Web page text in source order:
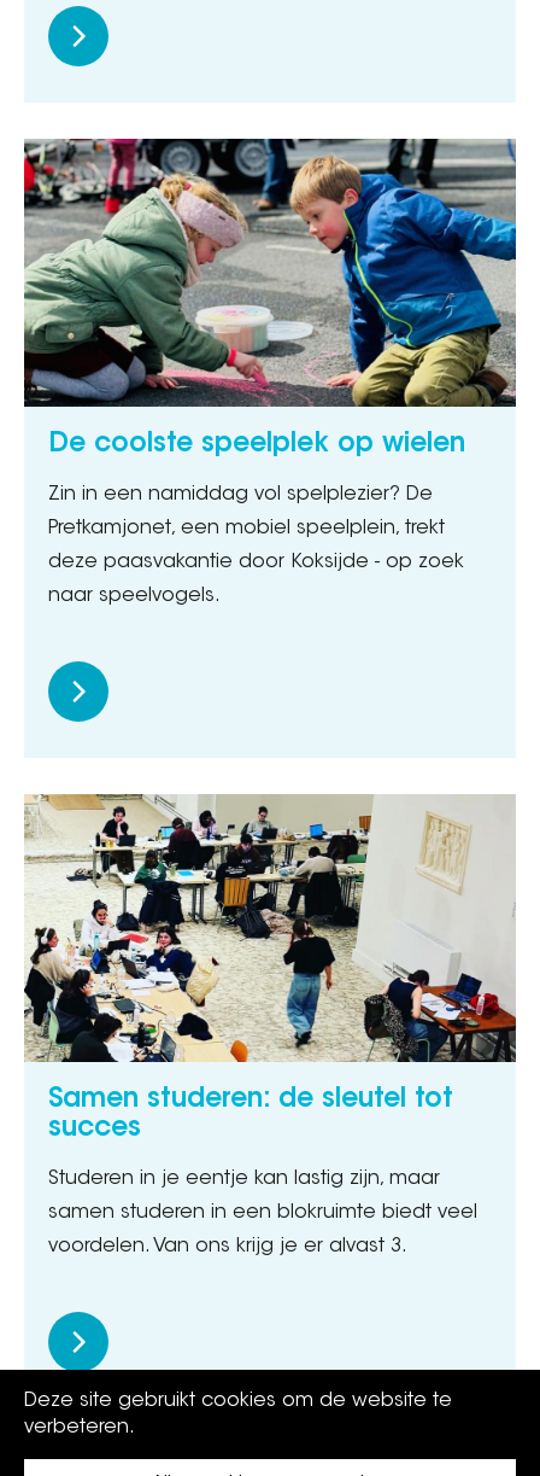
De coolste speelplek op wielen
Zin in een namiddag vol spelplezier? De
Pretkamjonet, een mobiel speelplein, trekt
deze paasvakantie door Koksijde - op zoek
naar speelvogels.
Samen studeren: de sleutel tot
succes
Studeren in je eentje kan lastig zijn, maar
samen studeren in een blokruimte biedt veel
voordelen. Van ons krijg je er alvast 3.
Deze site gebruikt cookies om de website te
verbeteren.